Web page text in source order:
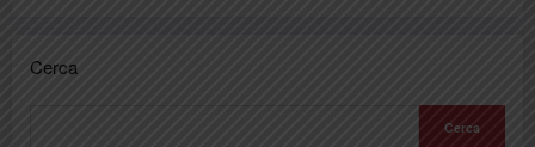
Cerca
Cerca